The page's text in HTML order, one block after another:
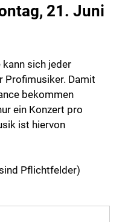
21. Juni
kann sich jeder
Profimusiker. Damit
bekommen
ein Konzert pro
ist hiervon
Pflichtfelder)